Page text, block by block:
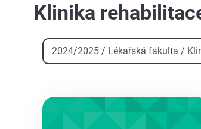
Klinika
Course categories
aa